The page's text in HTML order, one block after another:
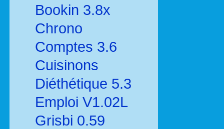
Bookin 3.8x
Chrono
Comptes 3.6
Cuisinons
Diéthétique 5.3
Emploi V1.02L
Grisbi 0.59